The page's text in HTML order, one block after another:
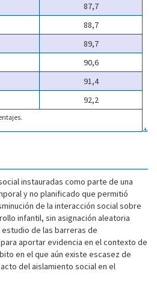
87,7
88,7
89,7
90,6
91,4
92,2
instauradas como parte de una
y no planificado que permitió
de la interacción social sobre
infantil, sin asignación aleatoria
de las barreras de
aportar evidencia en el contexto de
en el que aún existe escasez de
del aislamiento social en el